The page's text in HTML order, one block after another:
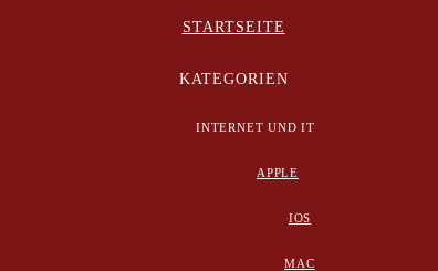
STARTSEITE
KATEGORIEN
INTERNET UND IT
APPLE
IOS
MAC